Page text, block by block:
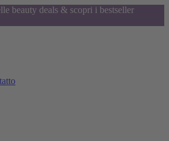
beauty deals & scopri i bestseller